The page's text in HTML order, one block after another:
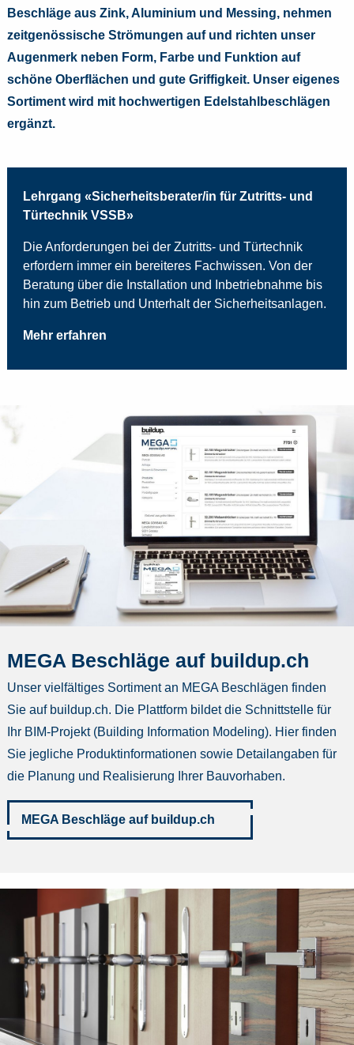
Beschläge aus Zink, Aluminium und Messing, nehmen
zeitgenössische Strömungen auf und richten unser
Augenmerk neben Form, Farbe und Funktion auf
schöne Oberflächen und gute Griffigkeit. Unser eigenes
Sortiment wird mit hochwertigen Edelstahlbeschlägen
ergänzt.
Lehrgang «Sicherheitsberater/in für Zutritts- und
Türtechnik VSSB»
Die Anforderungen bei der Zutritts- und Türtechnik
erfordern immer ein bereiteres Fachwissen. Von der
Beratung über die Installation und Inbetriebnahme bis
hin zum Betrieb und Unterhalt der Sicherheitsanlagen.
Mehr erfahren
MEGA Beschläge auf buildup.ch
Unser vielfältiges Sortiment an MEGA Beschlägen finden
Sie auf buildup.ch. Die Plattform bildet die Schnittstelle für
Ihr BIM-Projekt (Building Information Modeling). Hier finden
Sie jegliche Produktinformationen sowie Detailangaben für
die Planung und Realisierung Ihrer Bauvorhaben.
MEGA Beschläge auf buildup.ch